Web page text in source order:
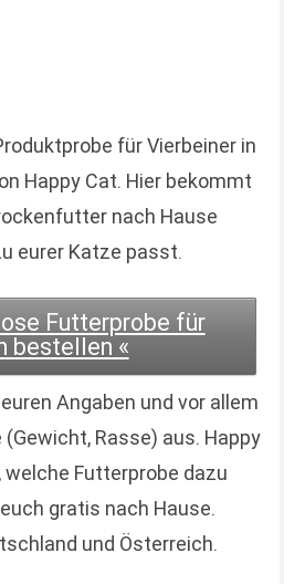
für Vierbeiner in
Happy Cat. Hier bekommt
nach Hause
eurer Katze passt.
Futterprobe für
bestellen «
Angaben und vor allem
Rasse) aus. Happy
Futterprobe dazu
gratis nach Hause.
und Österreich.